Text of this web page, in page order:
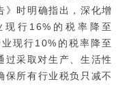
》时明确指出，深化增
行16%的税率降至
现行10%的税率降至
过采取对生产、生活性
保所有行业税负只减不